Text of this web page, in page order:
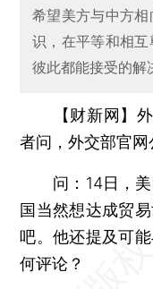
希望美方与中方
识，在平等和相
彼此都能接受的解
【财新网】
者问，外交部官网
问： 14日，
国当然想达成贸
吧。他还提及可
何评论？